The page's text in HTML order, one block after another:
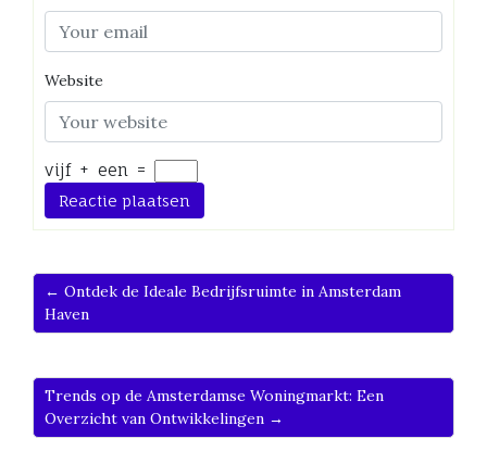
Website
vijf + een =
← Ontdek de Ideale Bedrijfsruimte in Amsterdam
Haven
Trends op de Amsterdamse Woningmarkt: Een
Overzicht van Ontwikkelingen →